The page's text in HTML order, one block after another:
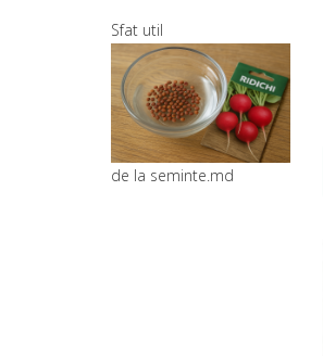
Sfat util
de la seminte.md